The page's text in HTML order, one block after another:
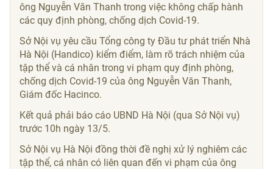
ông Nguyễn Văn Thanh trong việc không chấp hành
các quy định phòng, chống dịch Covid-19.
Sở Nội vụ yêu cầu Tổng công ty Đầu tư phát triển Nhà
Hà Nội (Handico) kiểm điểm, làm rõ trách nhiệm của
tập thể và cá nhân trong vi phạm quy định phòng,
chống dịch Covid-19 của ông Nguyễn Văn Thanh,
Giám đốc Hacinco.
Kết quả phải báo cáo UBND Hà Nội (qua Sở Nội vụ)
trước 10h ngày 13/5.
Sở Nội vụ Hà Nội đồng thời đề nghị xử lý nghiêm các
tập thể, cá nhân có liên quan đến vi phạm của ông